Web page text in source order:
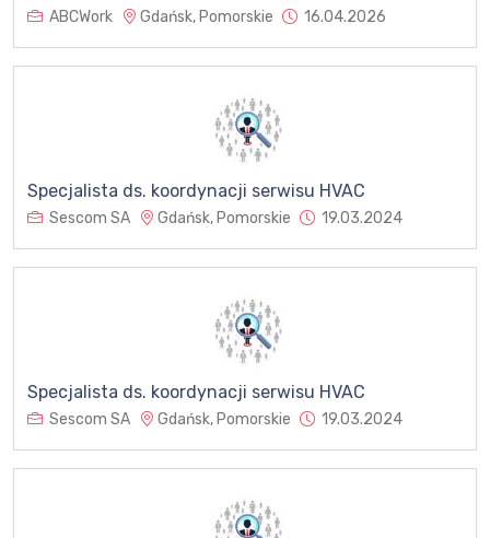
ABCWork Gdańsk, Pomorskie 16.04.2026
Specjalista ds. koordynacji serwisu HVAC
Sescom SA Gdańsk, Pomorskie 19.03.2024
Specjalista ds. koordynacji serwisu HVAC
Sescom SA Gdańsk, Pomorskie 19.03.2024